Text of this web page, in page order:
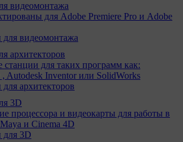
видеомонтажа
для Adobe Premiere Pro и Adobe
архитекторов
станции для таких программ как:
Autodesk Inventor или SolidWorks
3D
процессора и видеокарты для работы в
и Cinema 4D